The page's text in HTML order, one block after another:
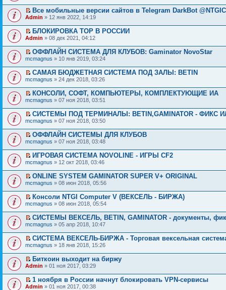
Все мобильные версии сайтов в Telegram DarkBot
Admin » 12 янв 2022, 14:19
БЛОКИРОВКА ТОР В РОССИИ
Admin » 08 дек 2021, 04:12
ОФФЛАЙН СИСТЕМА ДЛЯ КЛУБОВ: Gaminator NovoStar
mcmagnus » 10 янв 2019, 03:24
САМАЯ БЮДЖЕТНАЯ СИСТЕМА ПОД ЗАЛЫ: BETIN
mcmagnus » 24 дек 2018, 03:26
КОНСОЛИ, СОФТ, КОМПЬЮТЕРЫ, КОМПЛЕКТУЮЩИЕ ИА
mcmagnus » 07 ноя 2018, 03:51
СИСТЕМЫ ПОД ТЕРМИНАЛЫ: BETIN,GAMINATOR - ФИКС
mcmagnus » 07 ноя 2018, 03:50
ОФФЛАЙН СИСТЕМЫ ДЛЯ КЛУБОВ
mcmagnus » 07 ноя 2018, 03:48
ИГРОВАЯ СИСТЕМА NOVOLINE - ИГРЫ CF2
mcmagnus » 12 окт 2018, 03:46
ONLINE SYSTEM GAMINATOR SUPER V+ ORIGINAL
mcmagnus » 08 июн 2018, 05:56
Консоли NTGI Computer V (ВЕКСЕЛЬ - БИРЖА)
mcmagnus » 08 июн 2018, 05:54
СИСТЕМЫ ВЕКСЕЛЬ, BETIN, GAMINATOR - документы,
mcmagnus » 05 апр 2018, 10:47
СИСТЕМА ВЕКСЕЛЬ-БИРЖА - Торговая вексельная
mcmagnus » 18 янв 2018, 15:26
Биткоин выходит на биржу
Admin » 01 ноя 2017, 03:29
1 ноября в России начнут блокировать VPN-сервисы
Admin » 01 ноя 2017, 00:38